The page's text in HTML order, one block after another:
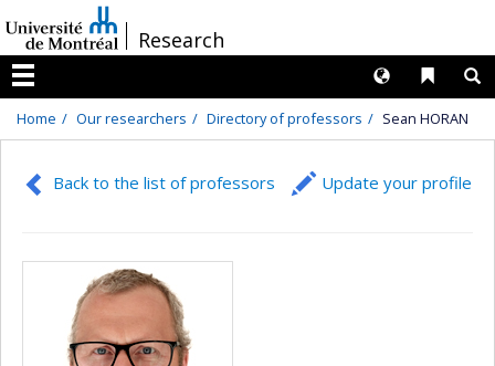
au
contenu
/Research
Menu
Liens
Langues
Home Our researchers Directory of professors Sean HORAN
Back to the list of professors Update your profile